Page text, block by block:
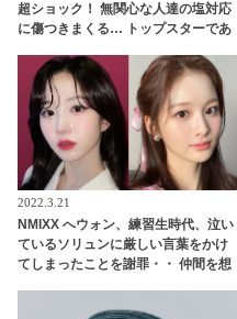
超ショック！ 無関心な人達の塩対応
に傷つきまくる… トップスターであ
ない本音にファンも涙「抱きしめて
あげたい」
2022.3.21
NMIXX へウォン、練習生時代、泣い
ているソリュンに厳しい言葉をかけ
てしまったことを謝罪・・ 仲間を想